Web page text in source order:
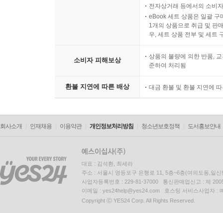
전자상거래 등에서의 소비
eBook 세트 상품은 일괄 구
1개의 상품으로 취급 및 판
우, 세트 상품 전부 및 세트
소비자 피해보상
상품의 불량에 의한 반품,
준하여 처리됨
환불 지연에 따른 배상 대금 환불 및 환불 지연에
회사소개 인재채용 이용약관 개인정보처리방침 청소년보호정책 도서홍보안내
대표 : 김석환, 최세라
주소 : 서울시 영등포구 은행로 11, 5층~6층(여의도동,일신
사업자등록번호 : 229-81-37000 통신판매업신고 : 제
이메일 : yes24help@yes24.com 호스팅 서비스사업자 :
Copyright ⓒ YES24 Corp. All Rights Reserved.